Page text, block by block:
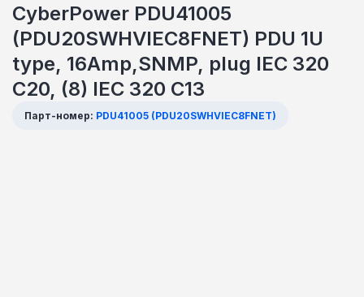
CyberPower PDU41005
(PDU20SWHVIEC8FNET) PDU 1U
type, 16Amp,SNMP, plug IEC 320
C20, (8) IEC 320 C13
Парт-номер: PDU41005 (PDU20SWHVIEC8FNET)